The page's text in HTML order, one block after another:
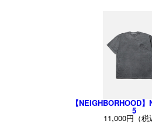
【NEIGHBORHOOD
5
11,000円（税